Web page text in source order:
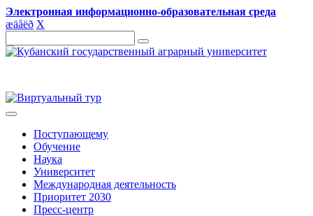
Электронная информационно-образовательная среда
æäåëð X
Поступающему
Обучение
Наука
Университет
Международная деятельность
Приоритет 2030
Пресс-центр